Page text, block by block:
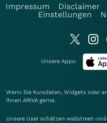
Impressum
Disclaimer
Einstellungen
Unsere Apps:
Wenn Sie Kursdaten, Widgets oder
Ihnen ARIVA gerne.
Unsere User schätzen wallstreet-